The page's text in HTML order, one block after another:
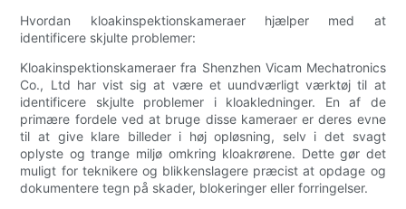
Hvordan kloakinspektionskameraer hjælper med at
identificere skjulte problemer:
Kloakinspektionskameraer fra Shenzhen Vicam Mechatronics
Co., Ltd har vist sig at være et uundværligt værktøj til at
identificere skjulte problemer i kloakledninger. En af de
primære fordele ved at bruge disse kameraer er deres evne
til at give klare billeder i høj opløsning, selv i det svagt
oplyste og trange miljø omkring kloakrørene. Dette gør det
muligt for teknikere og blikkenslagere præcist at opdage og
dokumentere tegn på skader, blokeringer eller forringelser.